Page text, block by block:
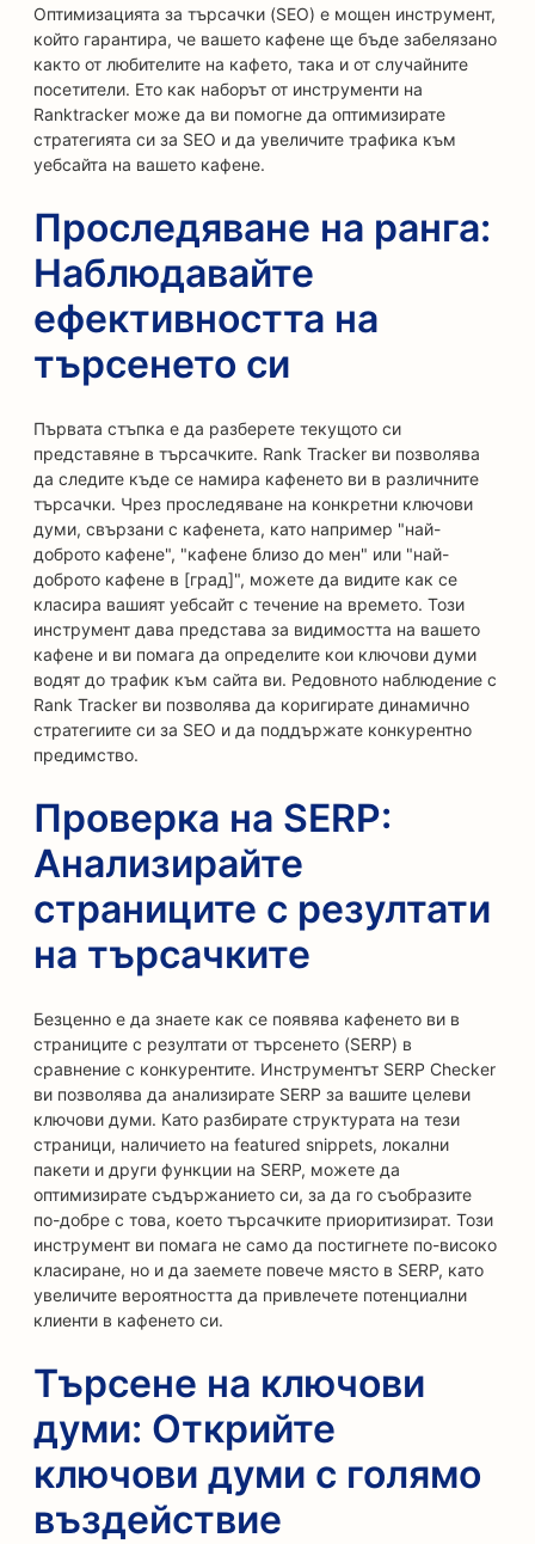
Оптимизацията за търсачки (SEO) е мощен инструмент,
който гарантира, че вашето кафене ще бъде забелязано
както от любителите на кафето, така и от случайните
посетители. Ето как наборът от инструменти на
Ranktracker може да ви помогне да оптимизирате
стратегията си за SEO и да увеличите трафика към
уебсайта на вашето кафене.
Проследяване на ранга:
Наблюдавайте
ефективността на
търсенето си
Първата стъпка е да разберете текущото си
представяне в търсачките. Rank Tracker ви позволява
да следите къде се намира кафенето ви в различните
търсачки. Чрез проследяване на конкретни ключови
думи, свързани с кафенета, като например "най-
доброто кафене", "кафене близо до мен" или "най-
доброто кафене в [град]", можете да видите как се
класира вашият уебсайт с течение на времето. Този
инструмент дава представа за видимостта на вашето
кафене и ви помага да определите кои ключови думи
водят до трафик към сайта ви. Редовното наблюдение с
Rank Tracker ви позволява да коригирате динамично
стратегиите си за SEO и да поддържате конкурентно
предимство.
Проверка на SERP:
Анализирайте
страниците с резултати
на търсачките
Безценно е да знаете как се появява кафенето ви в
страниците с резултати от търсенето (SERP) в
сравнение с конкурентите. Инструментът SERP Checker
ви позволява да анализирате SERP за вашите целеви
ключови думи. Като разбирате структурата на тези
страници, наличието на featured snippets, локални
пакети и други функции на SERP, можете да
оптимизирате съдържанието си, за да го съобразите
по-добре с това, което търсачките приоритизират. Този
инструмент ви помага не само да постигнете по-високо
класиране, но и да заемете повече място в SERP, като
увеличите вероятността да привлечете потенциални
клиенти в кафенето си.
Търсене на ключови
думи: Открийте
ключови думи с голямо
въздействие